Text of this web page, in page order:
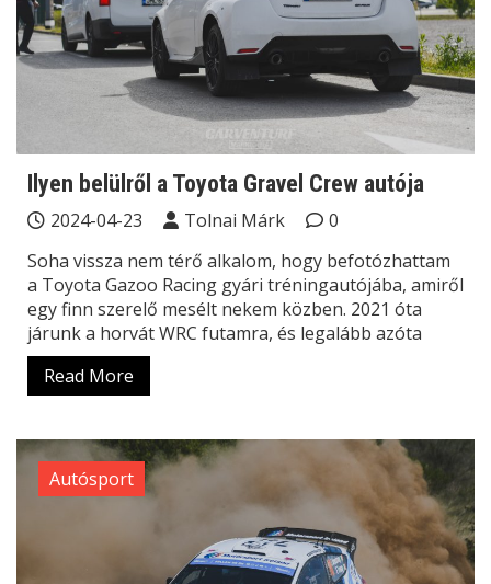
Ilyen belülről a Toyota Gravel Crew autója
2024-04-23 Tolnai Márk
0
Soha vissza nem térő alkalom, hogy befotózhattam
a Toyota Gazoo Racing gyári tréningautójába, amiről
egy finn szerelő mesélt nekem közben. 2021 óta
járunk a horvát WRC futamra, és legalább azóta
Read More
Autósport